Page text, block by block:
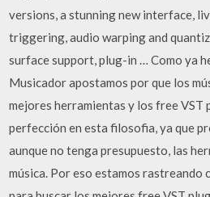
versions, a stunning new interface,
triggering, audio warping and
surface support, plug-in … Como ya
Musicador apostamos por que los
mejores herramientas y los free VST
perfección en esta filosofia, ya que
aunque no tenga presupuesto, las
música. Por eso estamos